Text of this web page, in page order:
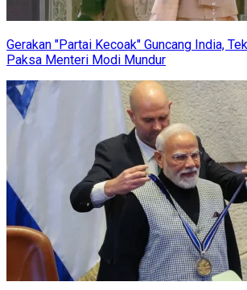
Gerakan "Partai Kecoak" Guncang India,
Paksa Menteri Modi Mundur